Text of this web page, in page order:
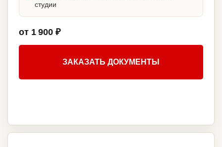
студии
от 1 900 ₽
ЗАКАЗАТЬ ДОКУМЕНТЫ